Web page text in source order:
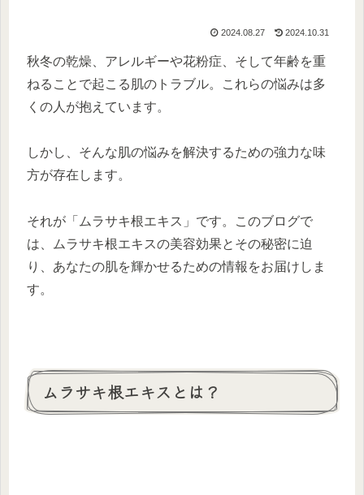
2024.08.27 2024.10.31
秋冬の乾燥、アレルギーや花粉症、そして年齢を重
ねることで起こる肌のトラブル。これらの悩みは多
くの人が抱えています。
しかし、そんな肌の悩みを解決するための強力な味
方が存在します。
それが「ムラサキ根エキス」です。このブログで
は、ムラサキ根エキスの美容効果とその秘密に迫
り、あなたの肌を輝かせるための情報をお届けしま
す。
ムラサキ根エキスとは？